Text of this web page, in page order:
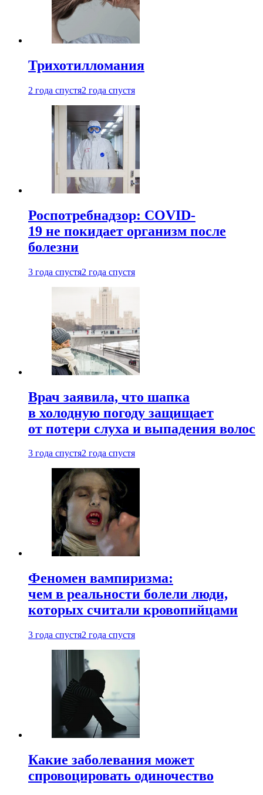
Трихотилломания
2 года спустя2 года спустя
Роспотребнадзор: COVID-
19 не покидает организм после
болезни
3 года спустя2 года спустя
Врач заявила, что шапка
в холодную погоду защищает
от потери слуха и выпадения волос
3 года спустя2 года спустя
Феномен вампиризма:
чем в реальности болели люди,
которых считали кровопийцами
3 года спустя2 года спустя
Какие заболевания может
спровоцировать одиночество